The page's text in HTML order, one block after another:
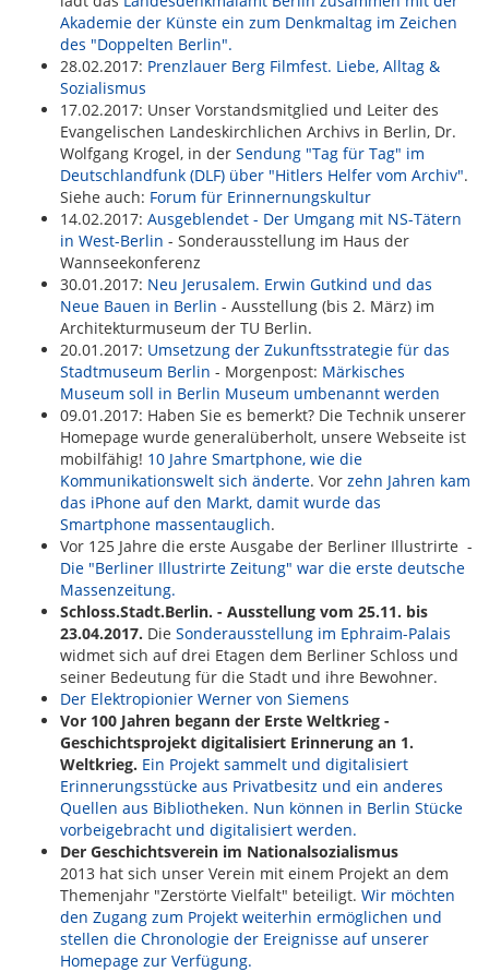
Akademie der Künste ein zum Denkmaltag im Zeichen
des "Doppelten Berlin".
28.02.2017: Prenzlauer Berg Filmfest. Liebe, Alltag &
Sozialismus
17.02.2017: Unser Vorstandsmitglied und Leiter des
Evangelischen Landeskirchlichen Archivs in Berlin, Dr.
Wolfgang Krogel, in der Sendung "Tag für Tag" im
Deutschlandfunk (DLF) über "Hitlers Helfer vom Archiv".
Siehe auch: Forum für Erinnernungskultur
14.02.2017: Ausgeblendet - Der Umgang mit NS-Tätern
in West-Berlin - Sonderausstellung im Haus der
Wannseekonferenz
30.01.2017: Neu Jerusalem. Erwin Gutkind und das
Neue Bauen in Berlin - Ausstellung (bis 2. März) im
Architekturmuseum der TU Berlin.
20.01.2017: Umsetzung der Zukunftsstrategie für das
Stadtmuseum Berlin - Morgenpost: Märkisches
Museum soll in Berlin Museum umbenannt werden
09.01.2017: Haben Sie es bemerkt? Die Technik unserer
Homepage wurde generalüberholt, unsere Webseite ist
mobilfähig! 10 Jahre Smartphone, wie die
Kommunikationswelt sich änderte. Vor zehn Jahren kam
das iPhone auf den Markt, damit wurde das
Smartphone massentauglich.
Vor 125 Jahre die erste Ausgabe der Berliner Illustrirte -
Die "Berliner Illustrirte Zeitung" war die erste deutsche
Massenzeitung.
Schloss.Stadt.Berlin. - Ausstellung vom 25.11. bis
23.04.2017. Die Sonderausstellung im Ephraim-Palais
widmet sich auf drei Etagen dem Berliner Schloss und
seiner Bedeutung für die Stadt und ihre Bewohner.
Der Elektropionier Werner von Siemens
Vor 100 Jahren begann der Erste Weltkrieg -
Geschichtsprojekt digitalisiert Erinnerung an 1.
Weltkrieg. Ein Projekt sammelt und digitalisiert
Erinnerungsstücke aus Privatbesitz und ein anderes
Quellen aus Bibliotheken. Nun können in Berlin Stücke
vorbeigebracht und digitalisiert werden.
Der Geschichtsverein im Nationalsozialismus
2013 hat sich unser Verein mit einem Projekt an dem
Themenjahr "Zerstörte Vielfalt" beteiligt. Wir möchten
den Zugang zum Projekt weiterhin ermöglichen und
stellen die Chronologie der Ereignisse auf unserer
Homepage zur Verfügung.